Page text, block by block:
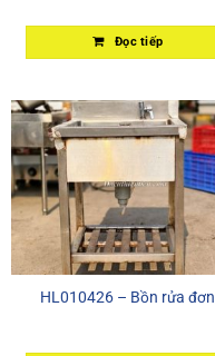
Đọc tiếp
HL010426 – Bồn rửa đơn